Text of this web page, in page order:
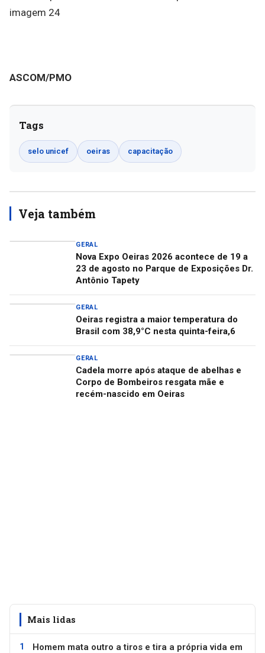
ASCOM/PMO
Tags
selo unicef oeiras capacitação
Veja também
GERAL
Nova Expo Oeiras 2026 acontece de 19 a
23 de agosto no Parque de Exposições Dr.
Antônio Tapety
GERAL
Oeiras registra a maior temperatura do
Brasil com 38,9°C nesta quinta-feira,6
GERAL
Cadela morre após ataque de abelhas e
Corpo de Bombeiros resgata mãe e
recém-nascido em Oeiras
Mais lidas
Homem mata outro a tiros e tira a própria vida em